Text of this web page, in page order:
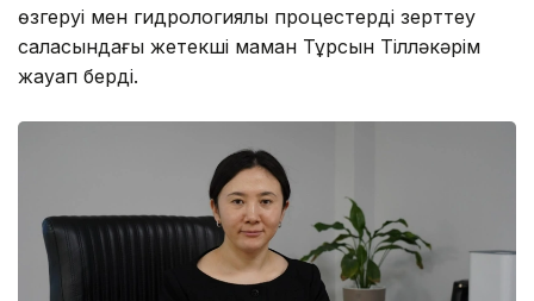
өзгеруі мен гидрологиялық процестерді зерттеу
саласындағы жетекші маман Тұрсын Тілләкәрім
жауап берді.